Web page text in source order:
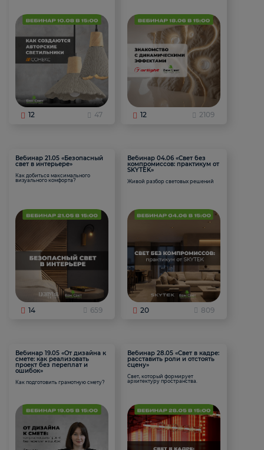
12 47 12 2109
Вебинар 21.05 «Безопасный
свет в интерьере»
Как добиться максимального
визуального комфорта?
14 659
Вебинар 04.06 «Свет без
компромиссов: практикум от
SKYTEK»
Живой разбор световых решений
20 809
Вебинар 19.05 «От дизайна к
смете: как реализовать
проект без переплат и
ошибок»
Как подготовить грамотную смету?
Вебинар 28.05 «Свет в кадре:
расставить роли и отстоять
сцену»
Свет, который формирует
архитектуру пространства.